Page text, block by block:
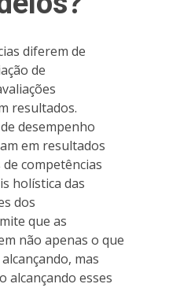
diferem de
de
resultados.
desempenho
em resultados
competências
holística das
dos
que as
não apenas o que
mas
alcançando esses